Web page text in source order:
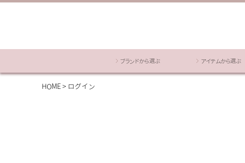
ブランドから選ぶ アイテムから選ぶ
HOME ログイン